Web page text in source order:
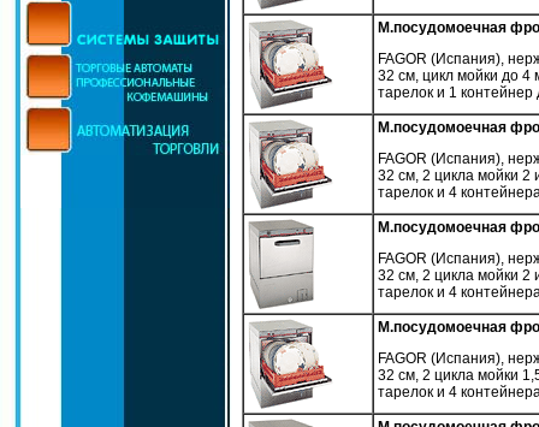
М.посудомоечная
FAGOR (Испания),
32 см, цикл мойки до
тарелок и 1 контейнер
М.посудомоечная
FAGOR (Испания),
32 см, 2 цикла мойки 2
тарелок и 4
М.посудомоечная
FAGOR (Испания),
32 см, 2 цикла мойки 2
тарелок и 4
М.посудомоечная
FAGOR (Испания),
32 см, 2 цикла мойки
тарелок и 4